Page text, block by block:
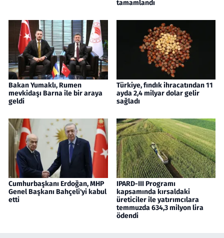
tamamlandı
Bakan Yumaklı, Rumen
mevkidaşı Barna ile bir araya
geldi
Türkiye, fındık ihracatından 11
ayda 2,4 milyar dolar gelir
sağladı
Cumhurbaşkanı Erdoğan, MHP
Genel Başkanı Bahçeli'yi kabul
etti
IPARD-III Programı
kapsamında kırsaldaki
üreticiler ile yatırımcılara
temmuzda 634,3 milyon lira
ödendi